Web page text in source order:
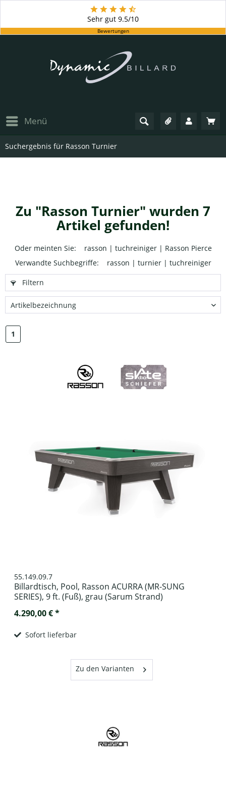
Sehr gut 9.5/10
Bewertungen
Menü
Suchergebnis für Rasson Turnier
Zu "Rasson Turnier" wurden 7
Artikel gefunden!
Oder meinten Sie: rasson | tuchreiniger| Rasson Pierce
Verwandte Suchbegriffe:
rasson | turnier| tuchreiniger
Filtern
1
55.149.09.7
Billardtisch, Pool, Rasson ACURRA (MR-SUNG
SERIES), 9 ft. (Fuß), grau (Sarum Strand)
4.290,00 € *
Sofort lieferbar
Zu den Varianten